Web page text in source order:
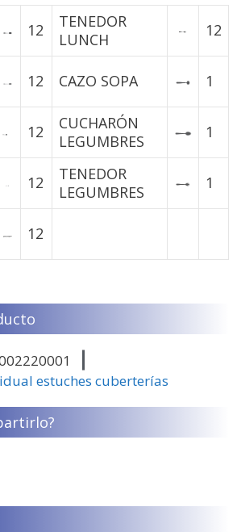
12
TENEDOR
LUNCH
12
12 CAZO SOPA 1
12
CUCHARÓN
LEGUMBRES
1
12
TENEDOR
LEGUMBRES
1
12
estuches cuberterías